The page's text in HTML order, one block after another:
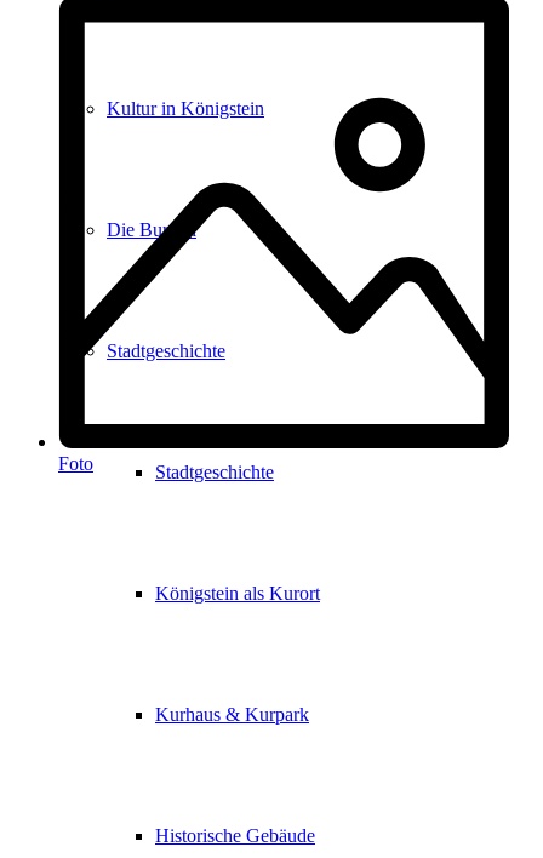
Kultur in Königstein
Die Burgen
Stadtgeschichte
Stadtgeschichte
Königstein als Kurort
Kurhaus & Kurpark
Historische Gebäude
Foto